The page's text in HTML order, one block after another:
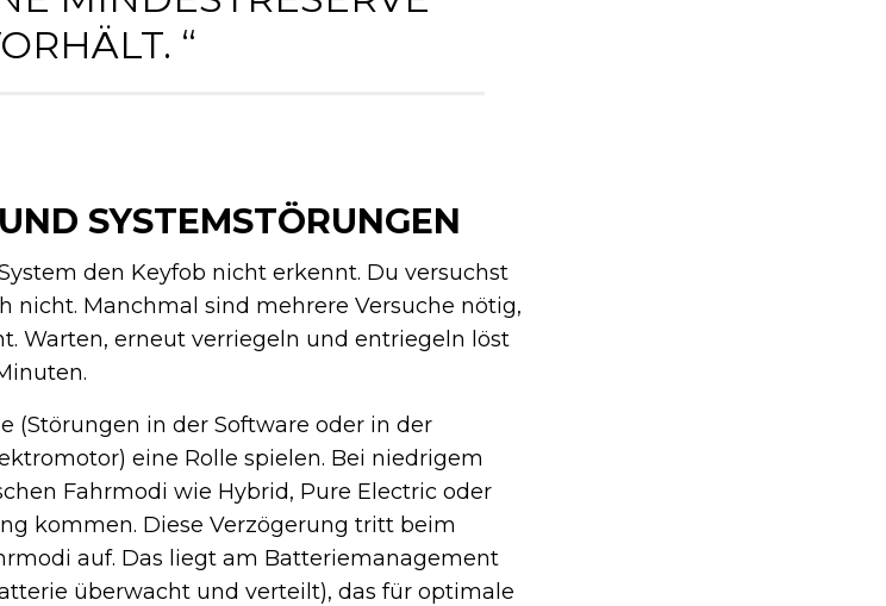
“
SYSTEMSTÖRUNGEN
den Keyfob nicht erkennt. Du versuchst
nicht. Manchmal sind mehrere Versuche nötig,
Warten, erneut verriegeln und entriegeln löst
(Störungen in der Software oder in der
eine Rolle spielen. Bei niedrigem
Fahrmodi wie Hybrid, Pure Electric oder
kommen. Diese Verzögerung tritt beim
auf. Das liegt am Batteriemanagement
überwacht und verteilt), das für optimale